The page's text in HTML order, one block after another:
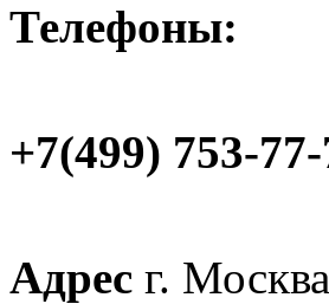
Телефоны:
+7(499) 753-
Адрес г.